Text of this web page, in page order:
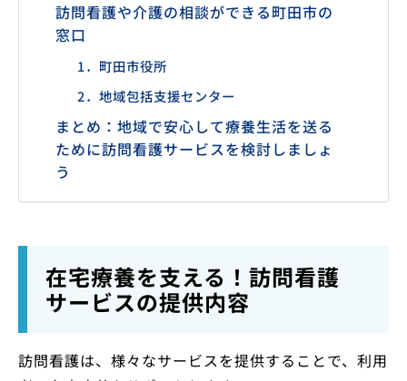
訪問看護や介護の相談ができる町田市の
窓口
1．町田市役所
2．地域包括支援センター
まとめ：地域で安心して療養生活を送る
ために訪問看護サービスを検討しましょ
う
在宅療養を支える！訪問看護
サービスの提供内容
訪問看護は、様々なサービスを提供することで、利用